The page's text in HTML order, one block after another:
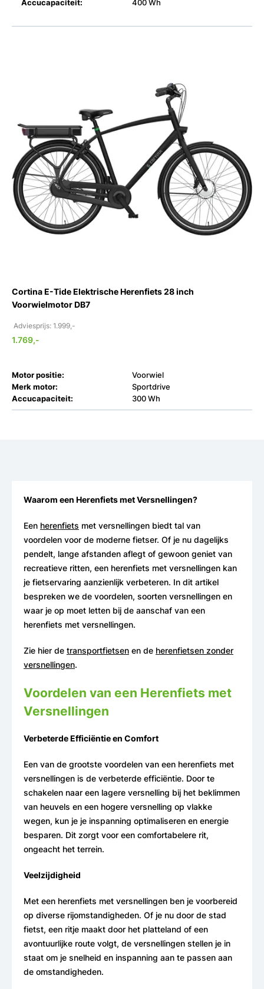
Accucapaciteit:
400 Wh
Cortina E-Tide Elektrische Herenfiets 28 inch
Voorwielmotor DB7
Adviesprijs: 1.999,-
1.769,-
Motor positie:
Voorwiel
Merk motor:
Sportdrive
Accucapaciteit:
300 Wh
Waarom een Herenfiets met Versnellingen?
Een herenfiets met versnellingen biedt tal van
voordelen voor de moderne fietser. Of je nu dagelijks
pendelt, lange afstanden aflegt of gewoon geniet van
recreatieve ritten, een herenfiets met versnellingen kan
je fietservaring aanzienlijk verbeteren. In dit artikel
bespreken we de voordelen, soorten versnellingen en
waar je op moet letten bij de aanschaf van een
herenfiets met versnellingen.
Zie hier de transportfietsen en de herenfietsen zonder
versnellingen.
Voordelen van een Herenfiets met
Versnellingen
Verbeterde Efficiëntie en Comfort
Een van de grootste voordelen van een herenfiets met
versnellingen is de verbeterde efficiëntie. Door te
schakelen naar een lagere versnelling bij het beklimmen
van heuvels en een hogere versnelling op vlakke
wegen, kun je je inspanning optimaliseren en energie
besparen. Dit zorgt voor een comfortabelere rit,
ongeacht het terrein.
Veelzijdigheid
Met een herenfiets met versnellingen ben je voorbereid
op diverse rijomstandigheden. Of je nu door de stad
fietst, een ritje maakt door het platteland of een
avontuurlijke route volgt, de versnellingen stellen je in
staat om je snelheid en inspanning aan te passen aan
de omstandigheden.